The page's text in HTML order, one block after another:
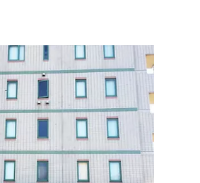
車での乗り入れも可能なため、オートキ
のため、バーベキュ